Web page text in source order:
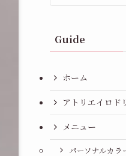
Guide
ホーム
アトリエイロド
メニュー
パーソナルカラ